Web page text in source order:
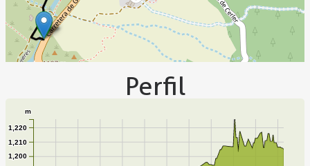
Perfil
1,200
1,210
1,220
m